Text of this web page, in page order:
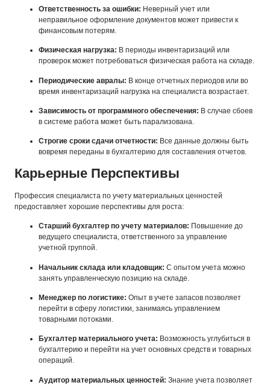
Ответственность за ошибки: Неверный учет или
неправильное оформление документов может привести к
финансовым потерям.
Физическая нагрузка: В периоды инвентаризаций или
проверок может потребоваться физическая работа на складе.
Периодические авралы: В конце отчетных периодов или во
время инвентаризаций нагрузка на специалиста возрастает.
Зависимость от программного обеспечения: В случае сбоев
в системе работа может быть парализована.
Строгие сроки сдачи отчетности: Все данные должны быть
вовремя переданы в бухгалтерию для составления отчетов.
Карьерные Перспективы
Профессия специалиста по учету материальных ценностей
предоставляет хорошие перспективы для роста:
Старший бухгалтер по учету материалов: Повышение до
ведущего специалиста, ответственного за управление
учетной группой.
Начальник склада или кладовщик: С опытом учета можно
занять управленческую позицию на складе.
Менеджер по логистике: Опыт в учете запасов позволяет
перейти в сферу логистики, занимаясь управлением
товарными потоками.
Бухгалтер материального учета: Возможность углубиться в
бухгалтерию и перейти на учет основных средств и товарных
операций.
Аудитор материальных ценностей: Знание учета позволяет